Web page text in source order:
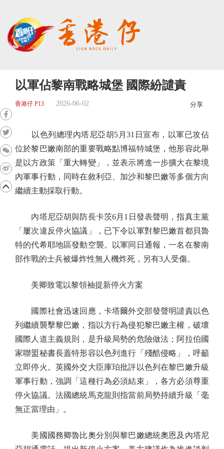
以軍佔黎南戰略城堡 國際紛譴責
香港仔 P13 2026-06-02 分享
以色列總理內塔尼亞胡5月31日宣布，以軍已攻佔
位於黎巴嫩南部的重要戰略點博福特城堡，他形容此舉
是以方政策「重大轉變」，並表示將進一步擴大在黎境
內軍事行動，同時在敘利亞、加沙和黎巴嫩等多個方向
繼續主動採取行動。
內塔尼亞胡與防長卡茨6月1日發表聲明，指真主黨
「屢次違反停火協議」，已下令以軍對黎巴嫩首都貝魯
特的代希耶地區發動空襲。以軍同日通報，一名在黎南
部作戰的士兵被爆炸性無人機炸死，另有3人受傷。
美卿致電以黎領袖提新停火方案
國際社會迅速回應，卡塔爾外交部發聲明譴責以色
列繼續襲擊黎巴嫩，指以方行為侵犯黎巴嫩主權，破壞
國際人道主義規則，是升級局勢的危險做法；阿拉伯國
家聯盟秘書長蓋特形容以色列進行「殘酷侵略」，呼籲
立即停火。英國外交大臣庫珀批評以色列在黎巴嫩升級
軍事行動，強調「這種行為必須結束」，各方必須尊重
停火協議。法國總統馬克龍則指當前局勢持續升級「毫
無正當理由」。
美國國務卿魯比奧分別與黎巴嫩總統奧恩及內塔尼